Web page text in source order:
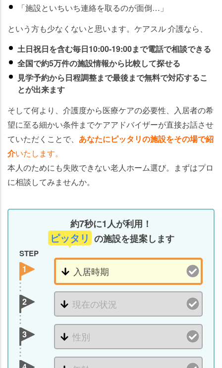
「施設といちいち連絡を取るのが面倒…」
という方も少なくないと思います。ケアスル 介護なら、
土日祝日を含む毎日10:00-19:00まで電話で相談できる
全国で約5万件の施設情報から比較して探せる
見学予約から日程調整まで最後まで無料で対応するこ
とが出来ます
そして何より、介護度から医療ケアの必要性、入居者の希
望に至る細かい条件までケアアドバイザーが直接お話させ
ていただくことで、 あなたにピッタリの施設をその場で紹
介いたします。
本人のためにも失敗できない老人ホーム選び。まずはプロ
に相談してみませんか。
約7秒に1人が利用！
ピッタリ の施設を提案します
STEP
1
2
3